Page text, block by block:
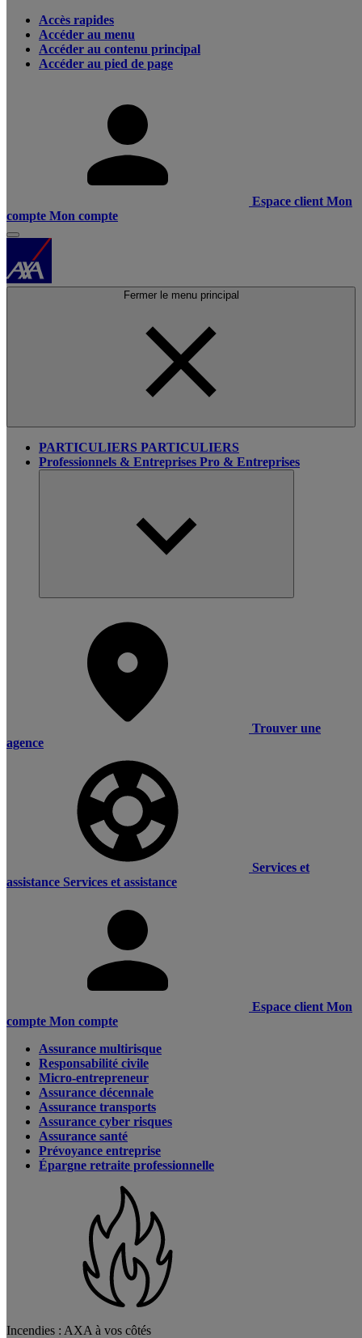
Accès rapides
Accéder au menu
Accéder au contenu principal
Accéder au pied de page
Espace client Mon
compte Mon compte
Fermer le menu principal
PARTICULIERS PARTICULIERS
Professionnels & Entreprises Pro & Entreprises
Trouver une
agence
Services et
assistance Services et assistance
Espace client Mon
compte Mon compte
Assurance multirisque
Responsabilité civile
Micro-entrepreneur
Assurance décennale
Assurance transports
Assurance cyber risques
Assurance santé
Prévoyance entreprise
Épargne retraite professionnelle
Incendies : AXA à vos côtés